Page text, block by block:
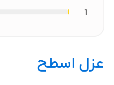
1
عزل اسطح